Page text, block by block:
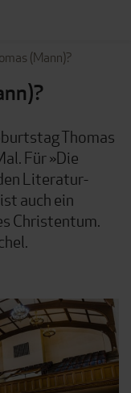
(Mann)?
Thomas
Für »Die
Literatur-
auch ein
Christentum.